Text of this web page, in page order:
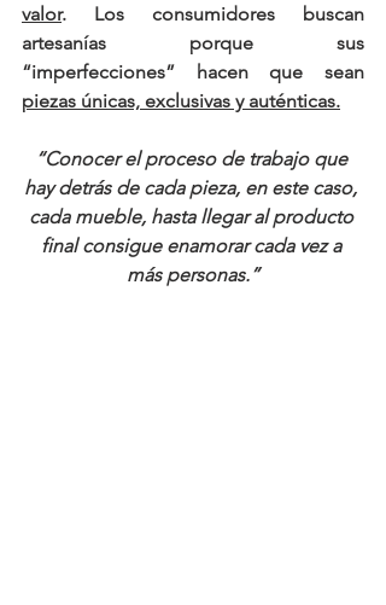
valor. Los consumidores buscan
artesanías porque sus
piezas únicas, exclusivas y auténticas.
“Conocer el proceso de trabajo que
hay detrás de cada pieza, en este caso,
cada mueble, hasta llegar al producto
final consigue enamorar cada vez a
más personas.”